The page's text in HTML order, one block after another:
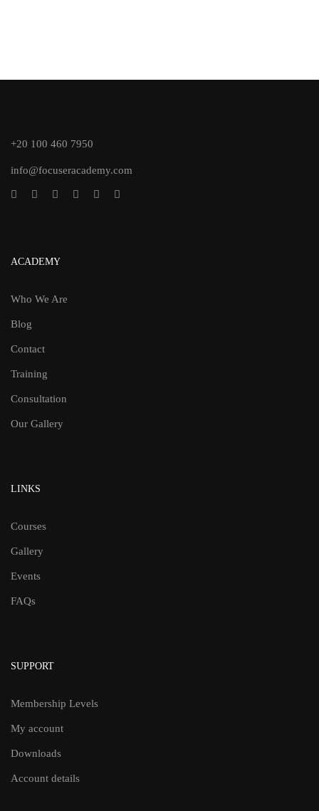
+20 100 460 7950
info@focuseracademy.com
ACADEMY
Who We Are
Blog
Contact
Training
Consultation
Our Gallery
LINKS
Courses
Gallery
Events
FAQs
SUPPORT
Membership Levels
My account
Downloads
Account details